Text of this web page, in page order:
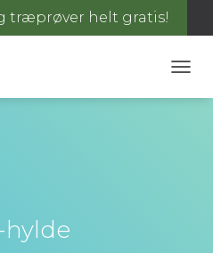
træprøver helt gratis!
K
hylde